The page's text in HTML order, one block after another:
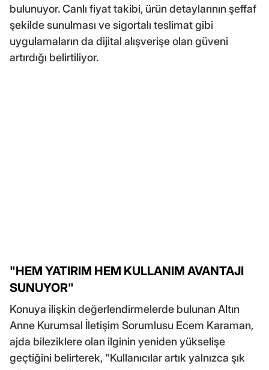
bulunuyor. Canlı fiyat takibi, ürün detaylarının şeffaf
şekilde sunulması ve sigortalı teslimat gibi
uygulamaların da dijital alışverişe olan güveni
artırdığı belirtiliyor.
"HEM YATIRIM HEM KULLANIM AVANTAJI
SUNUYOR"
Konuya ilişkin değerlendirmelerde bulunan Altın
Anne Kurumsal İletişim Sorumlusu Ecem Karaman,
ajda bileziklere olan ilginin yeniden yükselişe
geçtiğini belirterek, "Kullanıcılar artık yalnızca şık